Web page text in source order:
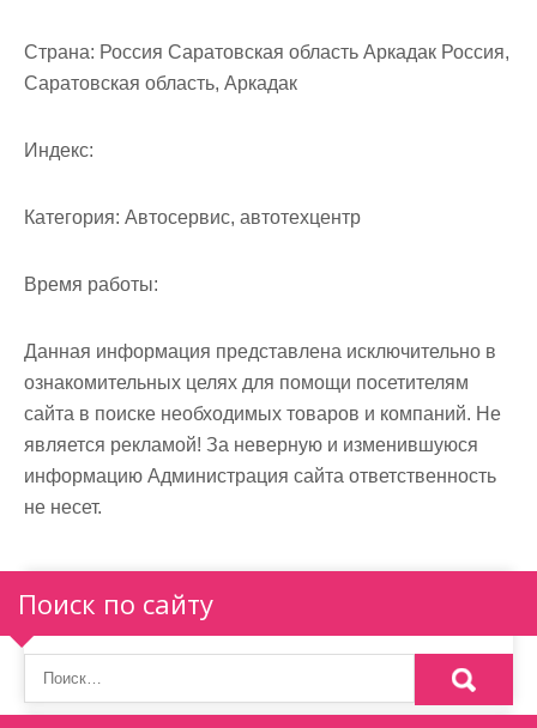
Страна: Россия Саратовская область Аркадак Россия,
Саратовская область, Аркадак
Индекс:
Категория: Автосервис, автотехцентр
Время работы:
Данная информация представлена исключительно в
ознакомительных целях для помощи посетителям
сайта в поиске необходимых товаров и компаний. Не
является рекламой! За неверную и изменившуюся
информацию Администрация сайта ответственность
не несет.
Поиск по сайту